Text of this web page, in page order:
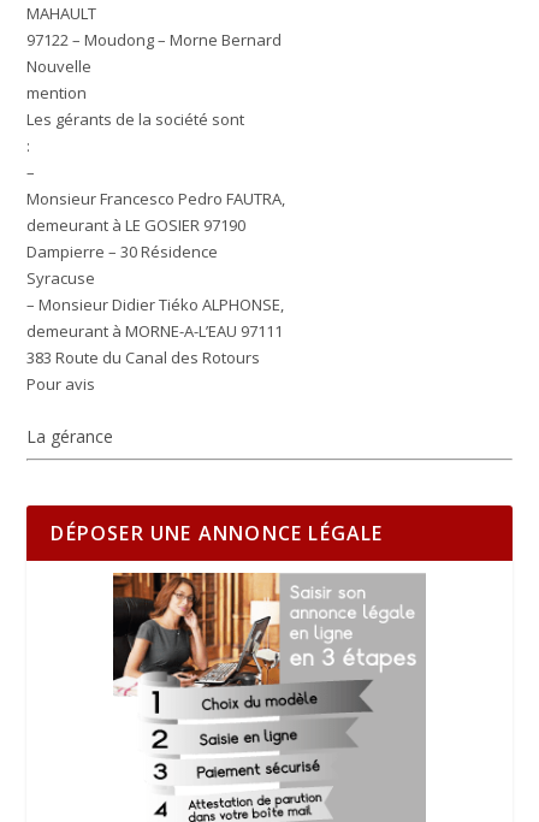
MAHAULT
97122 – Moudong – Morne Bernard
Nouvelle
mention
Les gérants de la société sont
:
–
Monsieur Francesco Pedro FAUTRA,
demeurant à LE GOSIER 97190
Dampierre – 30 Résidence
Syracuse
– Monsieur Didier Tiéko ALPHONSE,
demeurant à MORNE-A-L’EAU 97111
383 Route du Canal des Rotours
Pour avis
La gérance
DÉPOSER UNE ANNONCE LÉGALE